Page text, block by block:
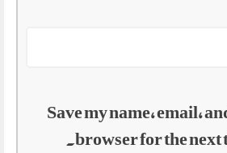
Save my name, email,
browser for the next